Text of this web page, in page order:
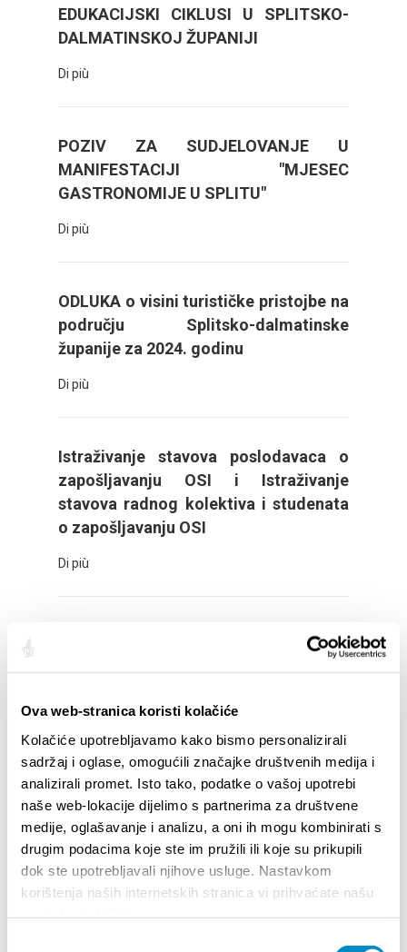
Ova web-stranica koristi kolačiće
Kolačiće upotrebljavamo kako bismo personalizirali
sadržaj i oglase, omogućili značajke društvenih medija i
analizirali promet. Isto tako, podatke o vašoj upotrebi
naše web-lokacije dijelimo s partnerima za društvene
medije, oglašavanje i analizu, a oni ih mogu kombinirati s
drugim podacima koje ste im pružili ili koje su prikupili
dok ste upotrebljavali njihove usluge. Nastavkom
korištenja naših internetskih stranica vi prihvaćate našu
EDUKACIJSKI CIKLUSI U SPLITSKO-
DALMATINSKOJ ŽUPANIJI
Di più
POZIV ZA SUDJELOVANJE U
MANIFESTACIJI "MJESEC
GASTRONOMIJE U SPLITU"
Di più
ODLUKA o visini turističke pristojbe na
području Splitsko-dalmatinske
županije za 2024. godinu
Di più
Istraživanje stavova poslodavaca o
zapošljavanju OSI i Istraživanje
stavova radnog kolektiva i studenata
o zapošljavanju OSI
Di più
Prijava i boravak raseljenih osoba iz
2022.
Di più
<< 1 2